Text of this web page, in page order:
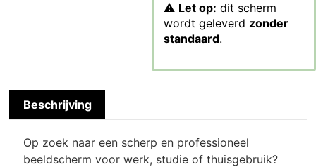
⚠ Let op: dit scherm
wordt geleverd zonder
standaard.
Beschrijving
Op zoek naar een scherp en professioneel
beeldscherm voor werk, studie of thuisgebruik?